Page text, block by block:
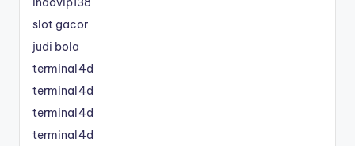
slot gacor
judi bola
terminal4d
terminal4d
terminal4d
terminal4d